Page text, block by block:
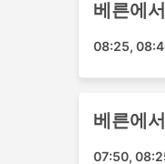
베른 -
베른
베른
베른에
08:25,
베른에
07:50,